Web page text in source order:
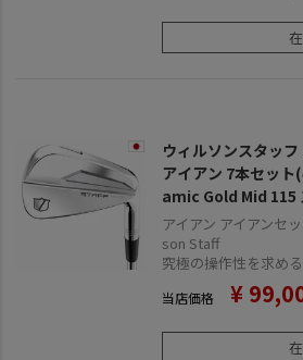
ウィルソンスタッ
アイアン 7本セッ
amic Gold Mid 115
025年モデル 日本正
アイアン アイアンセ
son Staff
究極の操作性を求め
当店価格 ¥